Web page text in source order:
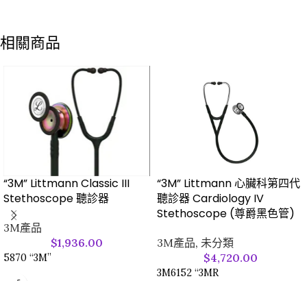
相關商品
“3M” Littmann Classic III
Stethoscope 聽診器
3M產品
$1,936.00
5870 “3M”
“3M” Littmann 心臟科第四代
聽診器 Cardiology IV
Stethoscope (尊爵黑色管)
3M產品, 未分類
$4,720.00
3M6152 “3MR